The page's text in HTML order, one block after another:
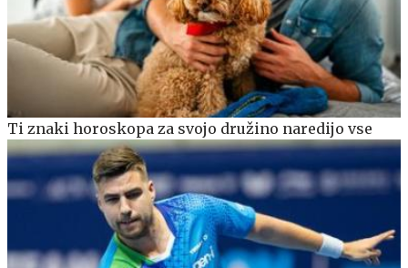
Ti znaki horoskopa za svojo družino naredijo vse